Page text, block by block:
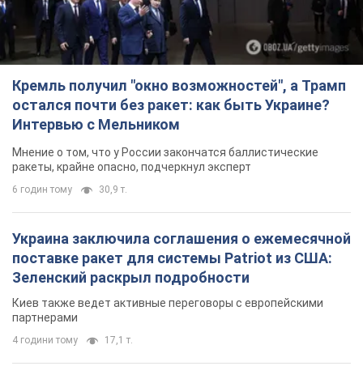
Кремль получил "окно возможностей", а Трамп
остался почти без ракет: как быть Украине?
Интервью с Мельником
Мнение о том, что у России закончатся баллистические
ракеты, крайне опасно, подчеркнул эксперт
6 годин тому 30,9 т.
Украина заключила соглашения о ежемесячной
поставке ракет для системы Patriot из США:
Зеленский раскрыл подробности
Киев также ведет активные переговоры с европейскими
партнерами
4 години тому 17,1 т.